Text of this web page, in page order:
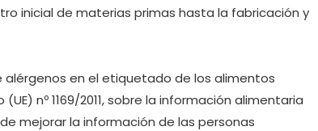
inicial de materias primas hasta la fabricación y
alérgenos en el etiquetado de los alimentos
nº 1169/2011, sobre la información alimentaria
mejorar la información de las personas